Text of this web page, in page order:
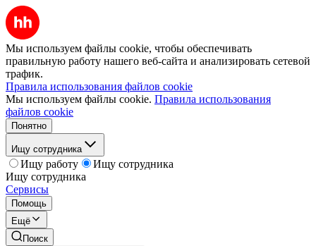
Мы используем файлы cookie, чтобы обеспечивать
правильную работу нашего веб-сайта и анализировать сетевой
трафик.
Правила использования файлов cookie
Мы используем файлы cookie. Правила использования
файлов cookie
Понятно
Ищу сотрудника
Ищу работу
Ищу сотрудника
Ищу сотрудника
Сервисы
Помощь
Ещё
Поиск